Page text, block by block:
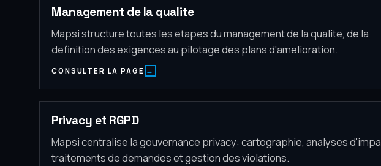
Management de la qualite
Mapsi structure toutes les etapes du management de la qualite, de la
definition des exigences au pilotage des plans d'amelioration.
CONSULTER LA PAGE
Privacy et RGPD
Mapsi centralise la gouvernance privacy: cartographie, analyses
traitements de demandes et gestion des violations.